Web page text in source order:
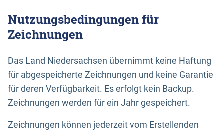
Nutzungsbedingungen für
Zeichnungen
Das Land Niedersachsen übernimmt keine Haftung
für abgespeicherte Zeichnungen und keine Garantie
für deren Verfügbarkeit. Es erfolgt kein Backup.
Zeichnungen werden für ein Jahr gespeichert.
Zeichnungen können jederzeit vom Erstellenden